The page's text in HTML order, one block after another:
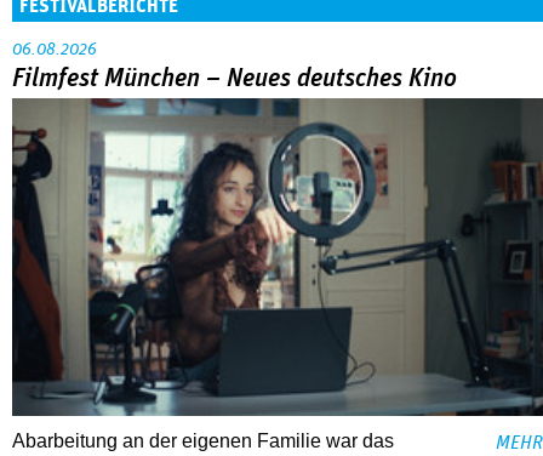
FESTIVALBERICHTE
06.08.2026
Filmfest München – Neues deutsches Kino
Abarbeitung an der eigenen Familie war das
MEHR